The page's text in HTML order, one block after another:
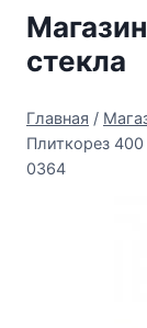
Перейти
содержимому
стекла
Главная /
Плиткорез
0364